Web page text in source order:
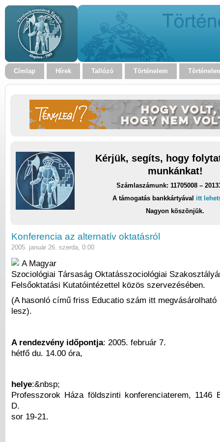
Címlap Hírek Tallózó Történelem
Kérjük, segíts, hogy
munkánkat!
Számlaszámunk: 11705008 –
A támogatás bankkártyával itt
Nagyon köszönjük.
Konferencia az alternatív oktatásról
2005. január 26. szerda, 0:00
A Magyar
Szociológiai Társaság Oktatásszociológiai
Felsőoktatási Kutatóintézettel közös szervezésében.
(A hasonló című friss Educatio szám itt megvásárolható
lesz).
A rendezvény időpontja: 2005. február 7.
hétfő du. 14.00 óra,
helye:&nbsp;
Professzorok Háza földszinti konferenciaterem, 1146
D.
sor 19-21.